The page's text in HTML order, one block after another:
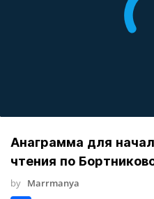
Анаграмма для
чтения по
by Marrmanya